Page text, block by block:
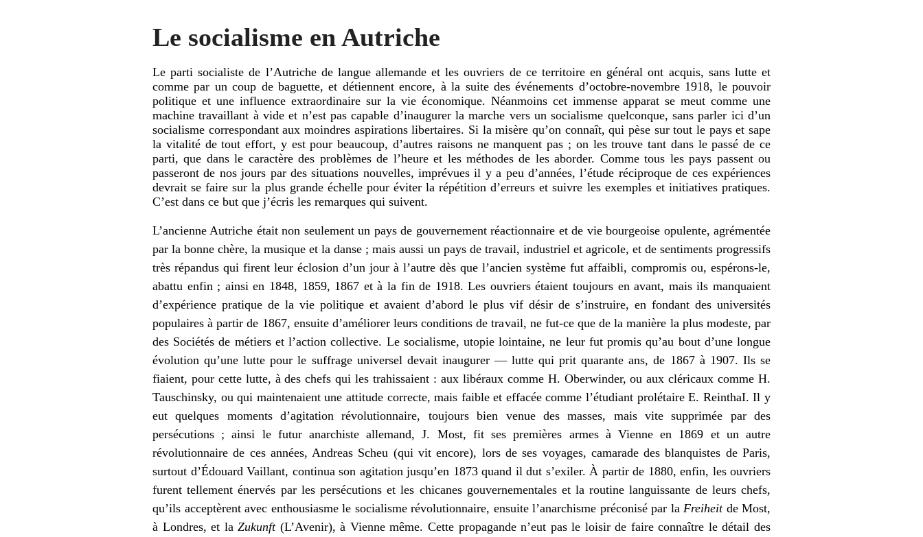
Le socialisme en Autriche
Le parti socialiste de l’Autriche de langue allemande et les ouvriers de ce territoire en général ont acquis, sans lutte et
comme par un coup de baguette, et détiennent encore, à la suite des événements d’octobre-novembre 1918, le pouvoir
politique et une influence extraordinaire sur la vie économique. Néanmoins cet immense apparat se meut comme une
machine travaillant à vide et n’est pas capable d’inaugurer la marche vers un socialisme quelconque, sans parler ici d’un
socialisme correspondant aux moindres aspirations libertaires. Si la misère qu’on connaît, qui pèse sur tout le pays et sape
la vitalité de tout effort, y est pour beaucoup, d’autres raisons ne manquent pas ; on les trouve tant dans le passé de ce
parti, que dans le caractère des problèmes de l’heure et les méthodes de les aborder. Comme tous les pays passent ou
passeront de nos jours par des situations nouvelles, imprévues il y a peu d’années, l’étude réciproque de ces expériences
devrait se faire sur la plus grande échelle pour éviter la répétition d’erreurs et suivre les exemples et initiatives pratiques.
C’est dans ce but que j’écris les remarques qui suivent.
L’ancienne Autriche était non seulement un pays de gouvernement réactionnaire et de vie bourgeoise opulente, agrémentée
par la bonne chère, la musique et la danse ; mais aussi un pays de travail, industriel et agricole, et de sentiments progressifs
très répandus qui firent leur éclosion d’un jour à l’autre dès que l’ancien système fut affaibli, compromis ou, espérons-le,
abattu enfin ; ainsi en 1848, 1859, 1867 et à la fin de 1918. Les ouvriers étaient toujours en avant, mais ils manquaient
d’expérience pratique de la vie politique et avaient d’abord le plus vif désir de s’instruire, en fondant des universités
populaires à partir de 1867, ensuite d’améliorer leurs conditions de travail, ne fut-ce que de la manière la plus modeste, par
des Sociétés de métiers et l’action collective. Le socialisme, utopie lointaine, ne leur fut promis qu’au bout d’une longue
évolution qu’une lutte pour le suffrage universel devait inaugurer — lutte qui prit quarante ans, de 1867 à 1907. Ils se
fiaient, pour cette lutte, à des chefs qui les trahissaient : aux libéraux comme H. Oberwinder, ou aux cléricaux comme H.
Tauschinsky, ou qui maintenaient une attitude correcte, mais faible et effacée comme l’étudiant prolétaire E. ReinthaI. Il y
eut quelques moments d’agitation révolutionnaire, toujours bien venue des masses, mais vite supprimée par des
persécutions ; ainsi le futur anarchiste allemand, J. Most, fit ses premières armes à Vienne en 1869 et un autre
révolutionnaire de ces années, Andreas Scheu (qui vit encore), lors de ses voyages, camarade des blanquistes de Paris,
surtout d’Édouard Vaillant, continua son agitation jusqu’en 1873 quand il dut s’exiler. À partir de 1880, enfin, les ouvriers
furent tellement énervés par les persécutions et les chicanes gouvernementales et la routine languissante de leurs chefs,
qu’ils acceptèrent avec enthousiasme le socialisme révolutionnaire, ensuite l’anarchisme préconisé par la Freiheitde Most,
à Londres, et laZukunft(L’Avenir), à Vienne même. Cette propagande n’eut pas le loisir de faire connaître le détail des